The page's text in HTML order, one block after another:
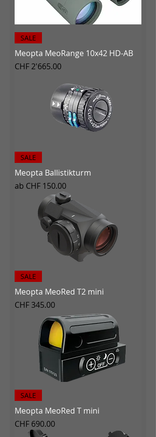
SALE
Meopta MeoRange 10x42 HD-AB
Preis
CHF 2'665.00
SALE
Meopta Ballistikturm
ab CHF 150.00
Sale-Preis
SALE
Meopta MeoRed T2 mini
Preis
CHF 345.00
SALE
Meopta MeoRed T mini
Preis
CHF 690.00